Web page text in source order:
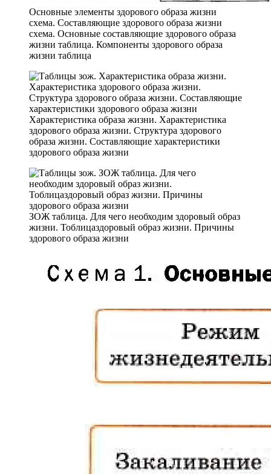
Основные элементы здорового образа жизни
схема. Составляющие здорового образа жизни
схема. Основные составляющие здорового образа
жизни таблица. Компоненты здорового образа
жизни таблица
Характеристика образа жизни. Характеристика
здорового образа жизни. Структура здорового
образа жизни. Составляющие характеристики
здорового образа жизни
ЗОЖ таблица. Для чего необходим здоровый образ
жизни. Тоблицаздоровый образ жизни. Причины
здорового образа жизни